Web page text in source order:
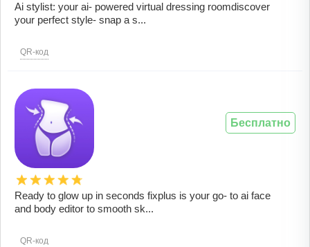
Ai stylist: your ai- powered virtual dressing roomdiscover
your perfect style- snap a s...
QR-код
Ready to glow up in seconds fixplus is your go- to ai face
and body editor to smooth sk...
QR-код
Бесплатно